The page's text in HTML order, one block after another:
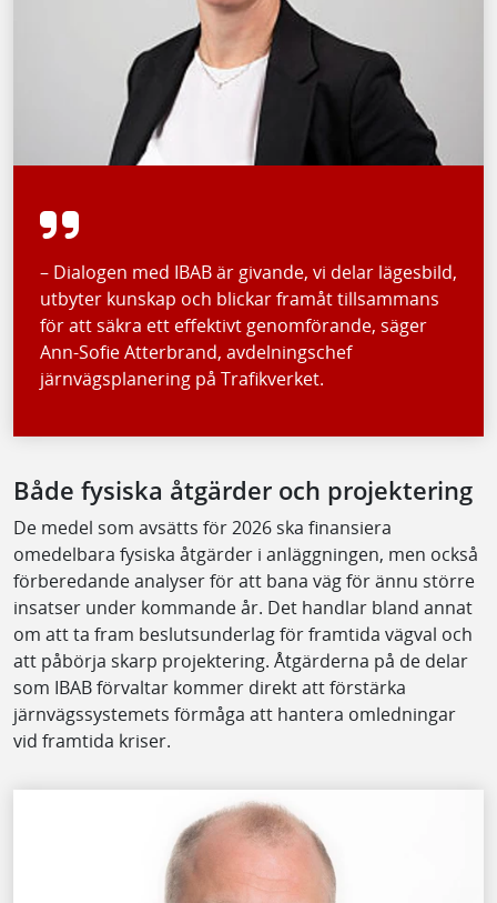
– Dialogen med IBAB är givande, vi delar lägesbild,
utbyter kunskap och blickar framåt tillsammans
för att säkra ett effektivt genomförande, säger
Ann-Sofie Atterbrand, avdelningschef
järnvägsplanering på Trafikverket.
Både fysiska åtgärder och projektering
De medel som avsätts för 2026 ska finansiera
omedelbara fysiska åtgärder i anläggningen, men också
förberedande analyser för att bana väg för ännu större
insatser under kommande år. Det handlar bland annat
om att ta fram beslutsunderlag för framtida vägval och
att påbörja skarp projektering. Åtgärderna på de delar
som IBAB förvaltar kommer direkt att förstärka
järnvägssystemets förmåga att hantera omledningar
vid framtida kriser.